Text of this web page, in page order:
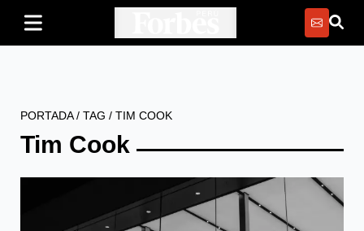
PORTADA/ TAG / TIM COOK
Tim Cook